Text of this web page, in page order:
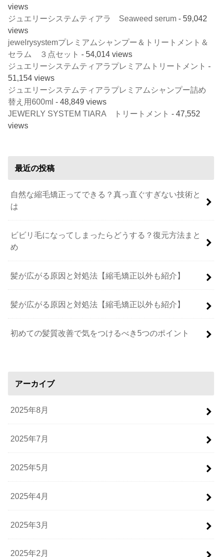
views
ジュエリーシステムティアラ Seaweed serum - 59,042
views
jewelrysystemプレミアムシャンプー＆トリートメント＆
セラム ３点セット - 54,014 views
ジュエリーシステムティアラプレミアムトリートメント -
51,154 views
ジュエリーシステムティアラプレミアムシャンプー詰め
替え用600ml - 48,849 views
JEWERLY SYSTEM TIARA トリートメント - 47,552
views
最近の投稿
自然な縮毛矯正ってできる？真っ直ぐすぎない技術と
は
ビビリ毛になってしまったらどうする？復元方法まと
め
髪が広がる原因と対処法【縮毛矯正以外も紹介】
髪が広がる原因と対処法【縮毛矯正以外も紹介】
初めての髪質改善で気をつけるべき5つのポイント
アーカイブ
2025年8月
2025年7月
2025年5月
2025年4月
2025年3月
2025年2月